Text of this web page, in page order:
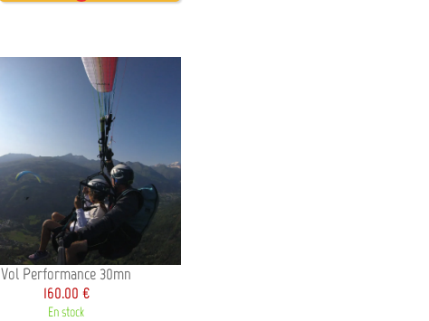
Vol Performance 30mn
160.00 €
En stock